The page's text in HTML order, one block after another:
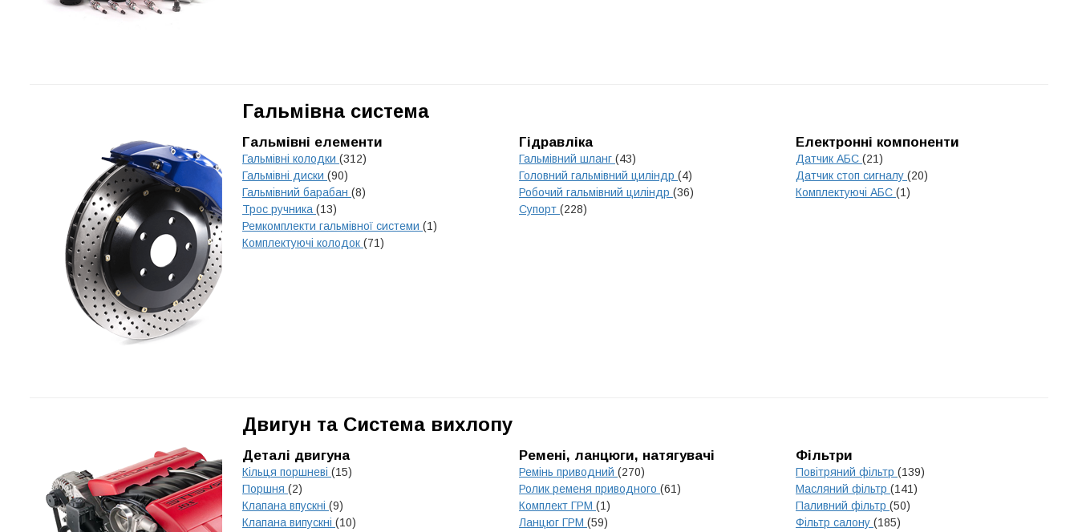
Гальмівна система
Гальмівні елементи
Гальмівні колодки (312)
Гальмівні диски (90)
Гальмівний барабан (8)
Трос ручника (13)
Ремкомплекти гальмівної системи (1)
Комплектуючі колодок (71)
Гідравліка
Гальмівний шланг (43)
Головний гальмівний циліндр (4)
Робочий гальмівний циліндр (36)
Супорт (228)
Електронні компоненти
Датчик АБС (21)
Датчик стоп сигналу (20)
Комплектуючі АБС (1)
Двигун та Система вихлопу
Деталі двигуна
Кільця поршневі (15)
Поршня (2)
Клапана впускні (9)
Клапана випускні (10)
Ремені, ланцюги, натягувачі
Ремінь приводний (270)
Ролик ременя приводного (61)
Комплект ГРМ (1)
Ланцюг ГРМ (59)
Фільтри
Повітряний фільтр (139)
Масляний фільтр (141)
Паливний фільтр (50)
Фільтр салону (185)